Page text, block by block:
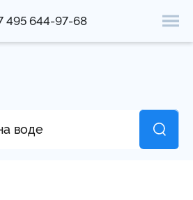
495 644-97-68